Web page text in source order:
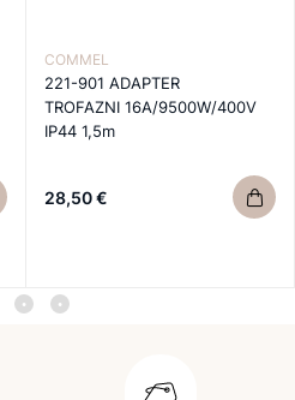
COMMEL
221-901 ADAPTER
TROFAZNI 16A/9500W/400V
IP44 1,5m
28,50 €